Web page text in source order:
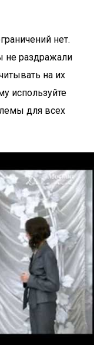
нет.
не раздражали
на их
используйте
для всех